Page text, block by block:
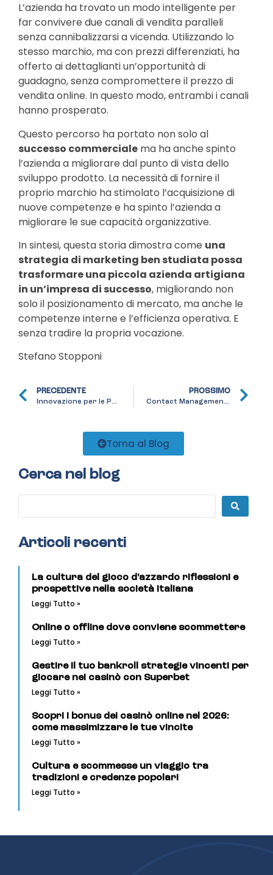
L’azienda ha trovato un modo intelligente per
far convivere due canali di vendita paralleli
senza cannibalizzarsi a vicenda. Utilizzando lo
stesso marchio, ma con prezzi differenziati, ha
offerto ai dettaglianti un’opportunità di
guadagno, senza compromettere il prezzo di
vendita online. In questo modo, entrambi i canali
hanno prosperato.
Questo percorso ha portato non solo al
successo commerciale ma ha anche spinto
l’azienda a migliorare dal punto di vista dello
sviluppo prodotto. La necessità di fornire il
proprio marchio ha stimolato l’acquisizione di
nuove competenze e ha spinto l’azienda a
migliorare le sue capacità organizzative.
In sintesi, questa storia dimostra come una
strategia di marketing ben studiata possa
trasformare una piccola azienda artigiana
in un’impresa di successo, migliorando non
solo il posizionamento di mercato, ma anche le
competenze interne e l’efficienza operativa. E
senza tradire la propria vocazione.
Stefano Stopponi
PRECEDENTE
Innovazione per le PMI: la chiave per la crescita e la sopravvivenza
PROSSIMO
Contact Management: il vantaggio essenziale per piccole imprese nell’epoca moderna
Torna al Blog
Cerca nel blog
Articoli recenti
La cultura del gioco d'azzardo riflessioni e
prospettive nella società italiana
Leggi Tutto »
Online o offline dove conviene scommettere
Leggi Tutto »
Gestire il tuo bankroll strategie vincenti per
giocare nei casinò con Superbet
Leggi Tutto »
Scopri i bonus dei casinò online nel 2026:
come massimizzare le tue vincite
Leggi Tutto »
Cultura e scommesse un viaggio tra
tradizioni e credenze popolari
Leggi Tutto »